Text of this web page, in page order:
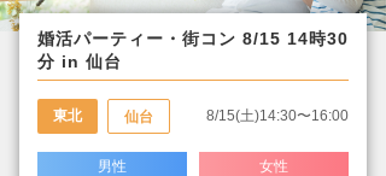
婚活パーティー・街コン 8/15 14時30
分 in 仙台
東北 仙台 8/15(土)14:30〜16:00
男性
女性